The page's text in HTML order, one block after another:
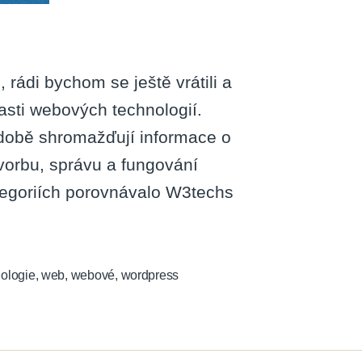
rádi bychom se ještě vrátili a
webových technologií.
shromažďují informace o
správu a fungování
porovnávalo W3techs
,web, webové, wordpress